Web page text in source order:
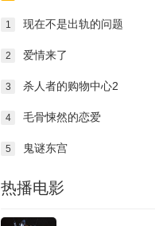
1 现在不是出轨的问题
2 爱情来了
3 杀人者的购物中心2
4 毛骨悚然的恋爱
5 鬼谜东宫
热播电影